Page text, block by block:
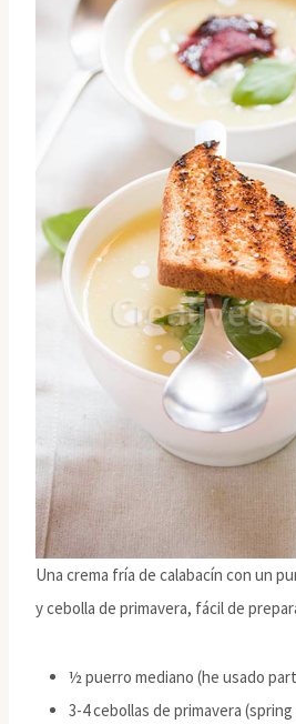
Una crema fría de calabacín con un
y cebolla de primavera, fácil de
½ puerro mediano (he usado
3-4 cebollas de primavera